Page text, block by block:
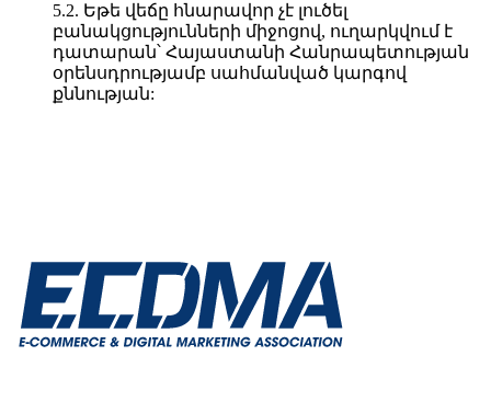
5.2. Եթե վեճը հնարավոր չէ լուծել
բանակցությունների միջոցով, ուղարկվում է
դատարան՝ Հայաստանի Հանրապետության
օրենսդրությամբ սահմանված կարգով
քննության: